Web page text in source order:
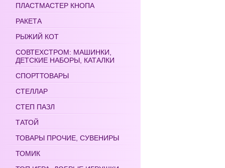
ПЛАСТМАСТЕР КНОПА
РАКЕТА
РЫЖИЙ КОТ
СОВТЕХСТРОМ: МАШИНКИ,
ДЕТСКИЕ НАБОРЫ, КАТАЛКИ
СПОРТТОВАРЫ
СТЕЛЛАР
СТЕП ПАЗЛ
ТАТОЙ
ТОВАРЫ ПРОЧИЕ, СУВЕНИРЫ
ТОМИК